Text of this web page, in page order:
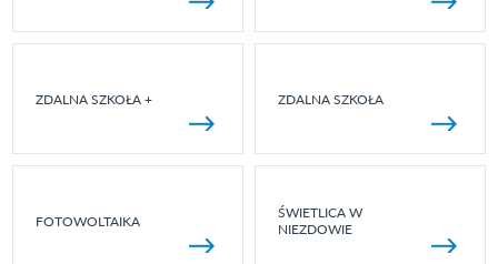
ZDALNA SZKOŁA + ZDALNA SZKOŁA
FOTOWOLTAIKA
ŚWIETLICA W
NIEZDOWIE